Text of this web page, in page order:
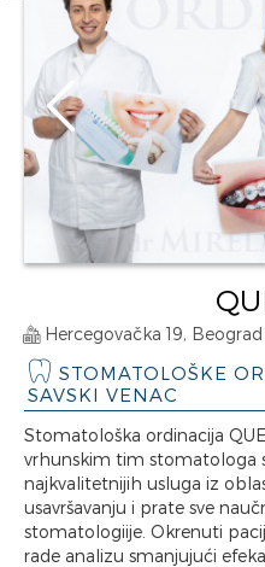
Hercegovačka 19, Beograd
STOMATOLOŠKE
SAVSKI VENAC
Stomatološka ordinacija
vrhunskim tim stomatologa
najkvalitetnijih usluga iz
usavršavanju i prate sve
stomatologiije. Okrenuti
rade analizu smanjujući